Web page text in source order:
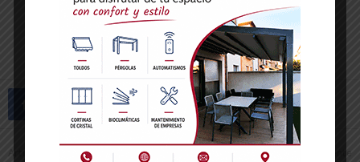
Artículo anterior Artículo siguiente